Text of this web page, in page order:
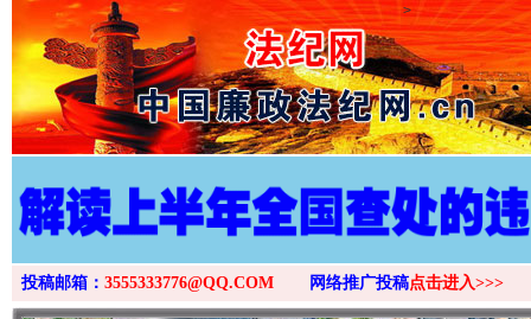
>
投稿邮箱： 3555333776@QQ.COM 网络推广投稿点击进入>>>